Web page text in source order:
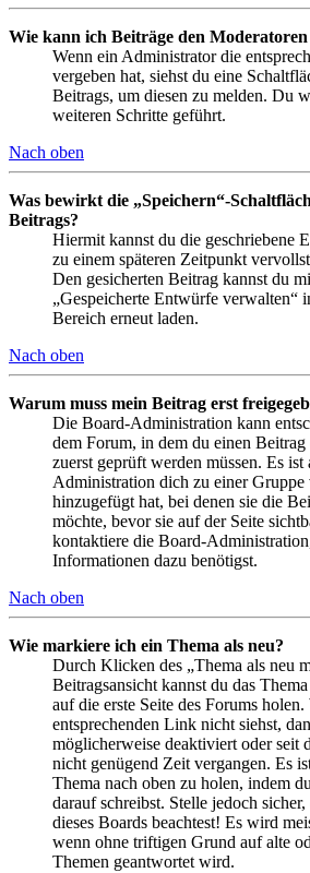
Wie kann ich Beiträge den Moderatoren
Wenn ein Administrator die
vergeben hat, siehst du eine
Beitrags, um diesen zu melden. Du
weiteren Schritte geführt.
Nach oben
Was bewirkt die „Speichern“-
Beitrags?
Hiermit kannst du die geschriebene
zu einem späteren Zeitpunkt
Den gesicherten Beitrag kannst du
„Gespeicherte Entwürfe verwalten“
Bereich erneut laden.
Nach oben
Warum muss mein Beitrag erst
Die Board-Administration kann
dem Forum, in dem du einen
zuerst geprüft werden müssen. Es
Administration dich zu einer Gruppe
hinzugefügt hat, bei denen sie die
möchte, bevor sie auf der Seite
kontaktiere die Board-
Informationen dazu benötigst.
Nach oben
Wie markiere ich ein Thema als neu?
Durch Klicken des „Thema als neu
Beitragsansicht kannst du das
auf die erste Seite des Forums holen.
entsprechenden Link nicht siehst,
möglicherweise deaktiviert oder seit
nicht genügend Zeit vergangen. Es
Thema nach oben zu holen, indem
darauf schreibst. Stelle jedoch
dieses Boards beachtest! Es wird
wenn ohne triftigen Grund auf alte
Themen geantwortet wird.